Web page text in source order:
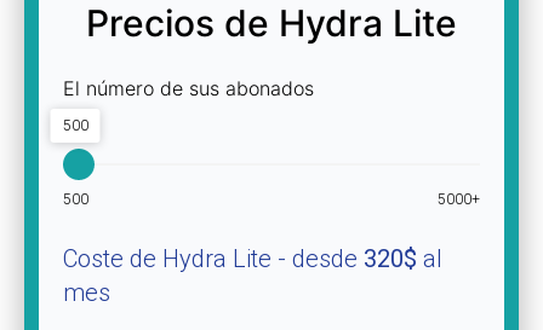
Precios de Hydra Lite
El número de sus abonados
500
500 5000+
Coste de Hydra Lite - desde 320$ al
mes